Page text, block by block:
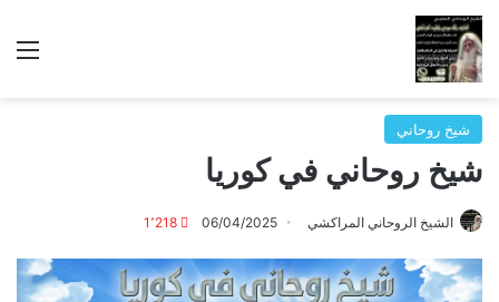
شيخ روحاني
شيخ روحاني في كوريا
الشيخ الروحاني المراكشي 06/04/2025 1٬218